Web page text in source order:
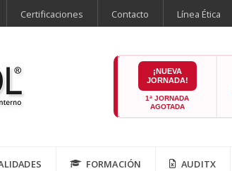
Certificaciones Contacto Línea Ética
¡NUEVA
JORNADA!
1ª JORNADA
AGOTADA
FORMACIÓN AUDITX